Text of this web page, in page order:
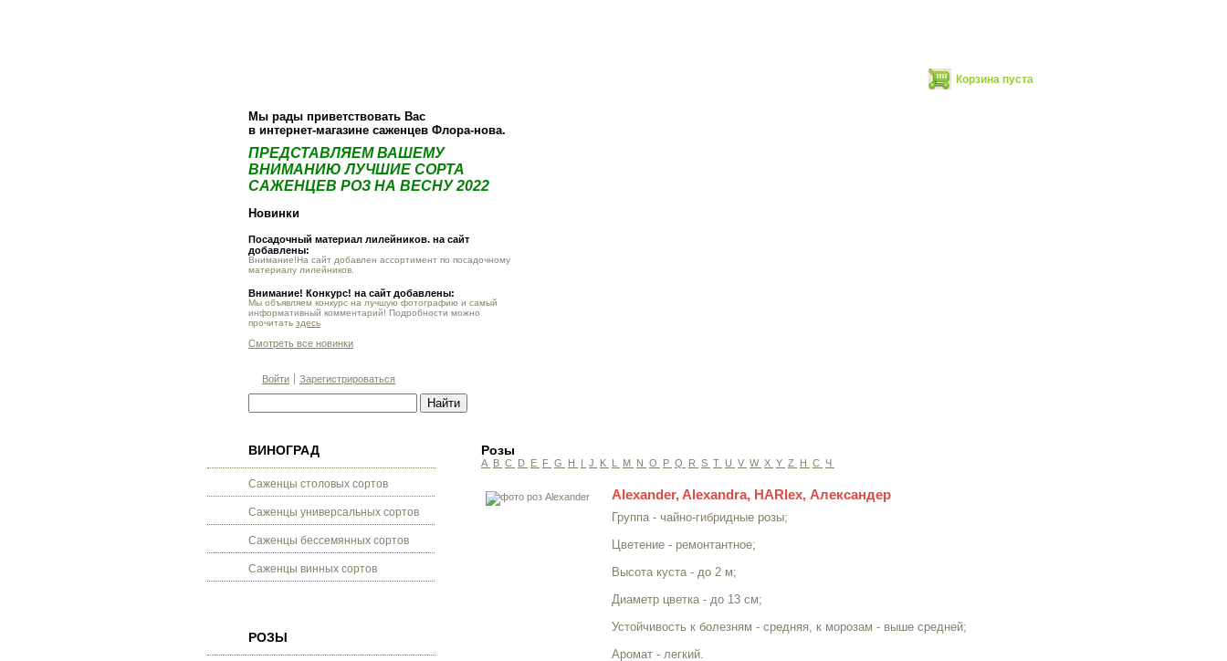
Корзина пуста
Мы рады приветствовать Вас
в интернет-магазине саженцев Флора-нова.
ПРЕДСТАВЛЯЕМ ВАШЕМУ
ВНИМАНИЮ ЛУЧШИЕ СОРТА
САЖЕНЦЕВ РОЗ НА ВЕСНУ 2022
Новинки
Посадочный материал лилейников. на сайт
добавлены:
Внимание!На сайт добавлен ассортимент по посадочному
материалу лилейников.
Внимание! Конкурс! на сайт добавлены:
Мы объявляем конкурс на лучшую фотографию и самый
информативный комментарий! Подробности можно
прочитать здесь
Смотреть все новинки
Войти Зарегистрироваться
ВИНОГРАД
Саженцы столовых сортов
Саженцы универсальных сортов
Саженцы бессемянных сортов
Саженцы винных сортов
РОЗЫ
Розы
A B C D E F G H I J K L M N O P Q R S T U V W X Y Z Н С Ч
Alexander, Alexandra, HARlex, Александер
Группа - чайно-гибридные розы;
Цветение - ремонтантное;
Высота куста - до 2 м;
Диаметр цветка - до 13 см;
Устойчивость к болезням - средняя, к морозам - выше средней;
Аромат - легкий.